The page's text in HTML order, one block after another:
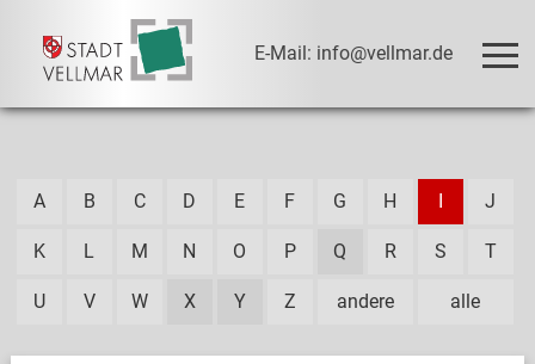
E-Mail: info@vellmar.de
alle
A B C D E F G H I J
K L M N O P Q R S T
U V W X Y Z andere